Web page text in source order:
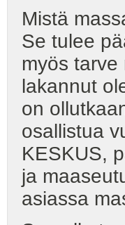
Mistä
Se tulee
myös
lakannut
on
osallistua
KESKUS,
ja
asiassa